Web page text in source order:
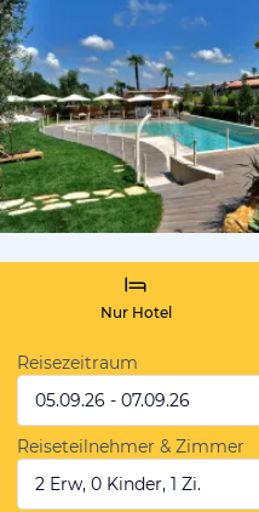
Nur Hotel
Reisezeitraum
05.09.26 - 07.09.26
Reiseteilnehmer & Zimmer
2 Erw, 0 Kinder, 1 Zi.